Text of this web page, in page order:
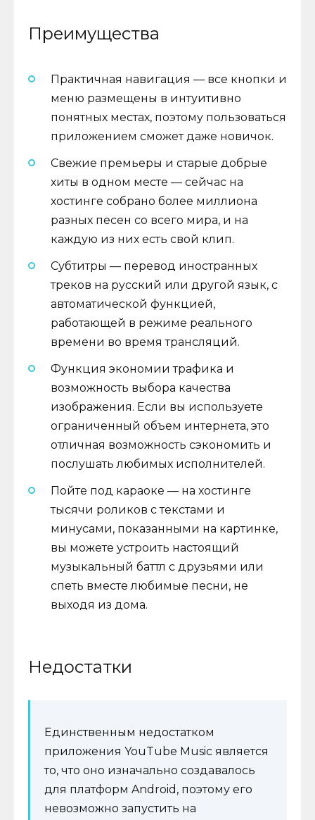
Преимущества
Практичная навигация — все кнопки и
меню размещены в интуитивно
понятных местах, поэтому пользоваться
приложением сможет даже новичок.
Свежие премьеры и старые добрые
хиты в одном месте — сейчас на
хостинге собрано более миллиона
разных песен со всего мира, и на
каждую из них есть свой клип.
Субтитры — перевод иностранных
треков на русский или другой язык, с
автоматической функцией,
работающей в режиме реального
времени во время трансляций.
Функция экономии трафика и
возможность выбора качества
изображения. Если вы используете
ограниченный объем интернета, это
отличная возможность сэкономить и
послушать любимых исполнителей.
Пойте под караоке — на хостинге
тысячи роликов с текстами и
минусами, показанными на картинке,
вы можете устроить настоящий
музыкальный баттл с друзьями или
спеть вместе любимые песни, не
выходя из дома.
Недостатки
Единственным недостатком
приложения YouTube Music является
то, что оно изначально создавалось
для платформ Android, поэтому его
невозможно запустить на